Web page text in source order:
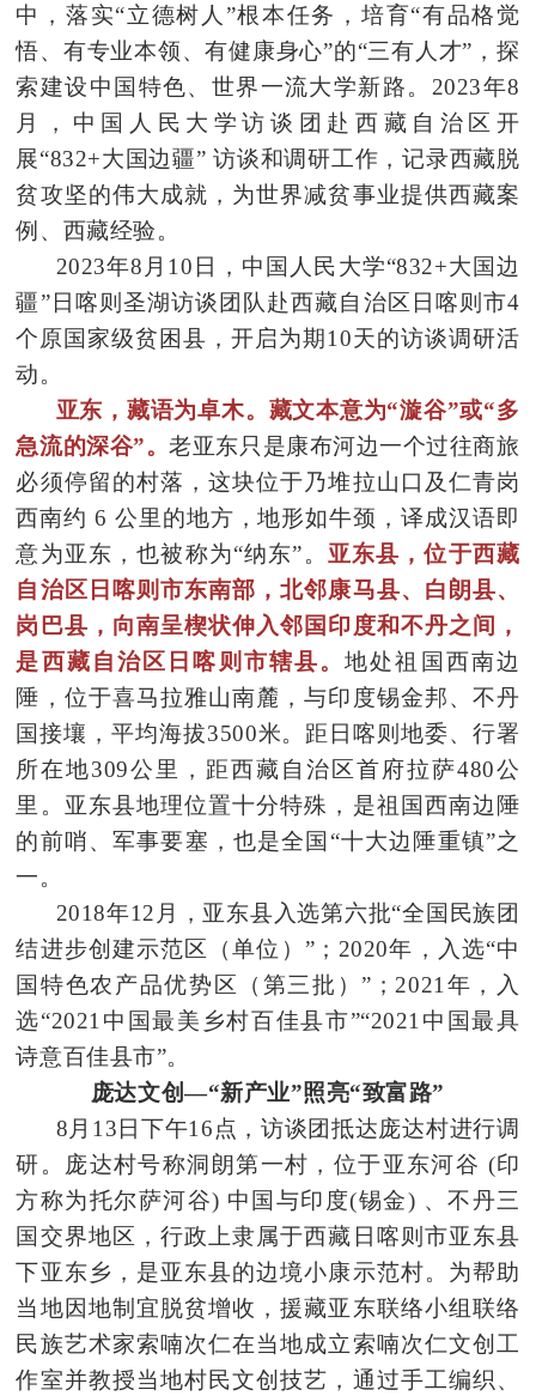
中，落实“立德树人”根本任务，培育“有品格觉
悟、有专业本领、有健康身心”的“三有人才”，探
索建设中国特色、世界一流大学新路。2023年8
月，中国人民大学访谈团赴西藏自治区开
展“832+大国边疆” 访谈和调研工作，记录西藏脱
贫攻坚的伟大成就，为世界减贫事业提供西藏案
例、西藏经验。
2023年8月10日，中国人民大学“832+大国边
疆”日喀则圣湖访谈团队赴西藏自治区日喀则市4
个原国家级贫困县，开启为期10天的访谈调研活
动。
亚东，藏语为卓木。藏文本意为“漩谷”或“多
急流的深谷”。老亚东只是康布河边一个过往商旅
必须停留的村落，这块位于乃堆拉山口及仁青岗
西南约 6 公里的地方，地形如牛颈，译成汉语即
意为亚东，也被称为“纳东”。 亚东县，位于西藏
自治区日喀则市东南部，北邻康马县、白朗县、
岗巴县，向南呈楔状伸入邻国印度和不丹之间，
是西藏自治区日喀则市辖县。地处祖国西南边
陲，位于喜马拉雅山南麓，与印度锡金邦、不丹
国接壤，平均海拔3500米。距日喀则地委、行署
所在地309公里，距西藏自治区首府拉萨480公
里。亚东县地理位置十分特殊，是祖国西南边陲
的前哨、军事要塞，也是全国“十大边陲重镇”之
一。
2018年12月，亚东县入选第六批“全国民族团
结进步创建示范区（单位）”；2020年，入选“中
国特色农产品优势区（第三批）”；2021年，入
选“2021中国最美乡村百佳县市”“2021中国最具
诗意百佳县市”。
庞达文创—“新产业”照亮“致富路”
8月13日下午16点，访谈团抵达庞达村进行调
研。庞达村号称洞朗第一村，位于亚东河谷 (印
方称为托尔萨河谷) 中国与印度(锡金) 、不丹三
国交界地区，行政上隶属于西藏日喀则市亚东县
下亚东乡，是亚东县的边境小康示范村。为帮助
当地因地制宜脱贫增收，援藏亚东联络小组联络
民族艺术家索喃次仁在当地成立索喃次仁文创工
作室并教授当地村民文创技艺，通过手工编织、